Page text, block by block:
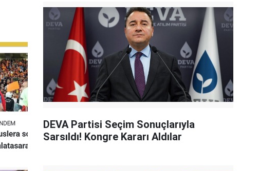
DEVA Partisi Seçim Sonuçlarıyla
Sarsıldı! Kongre Kararı Aldılar